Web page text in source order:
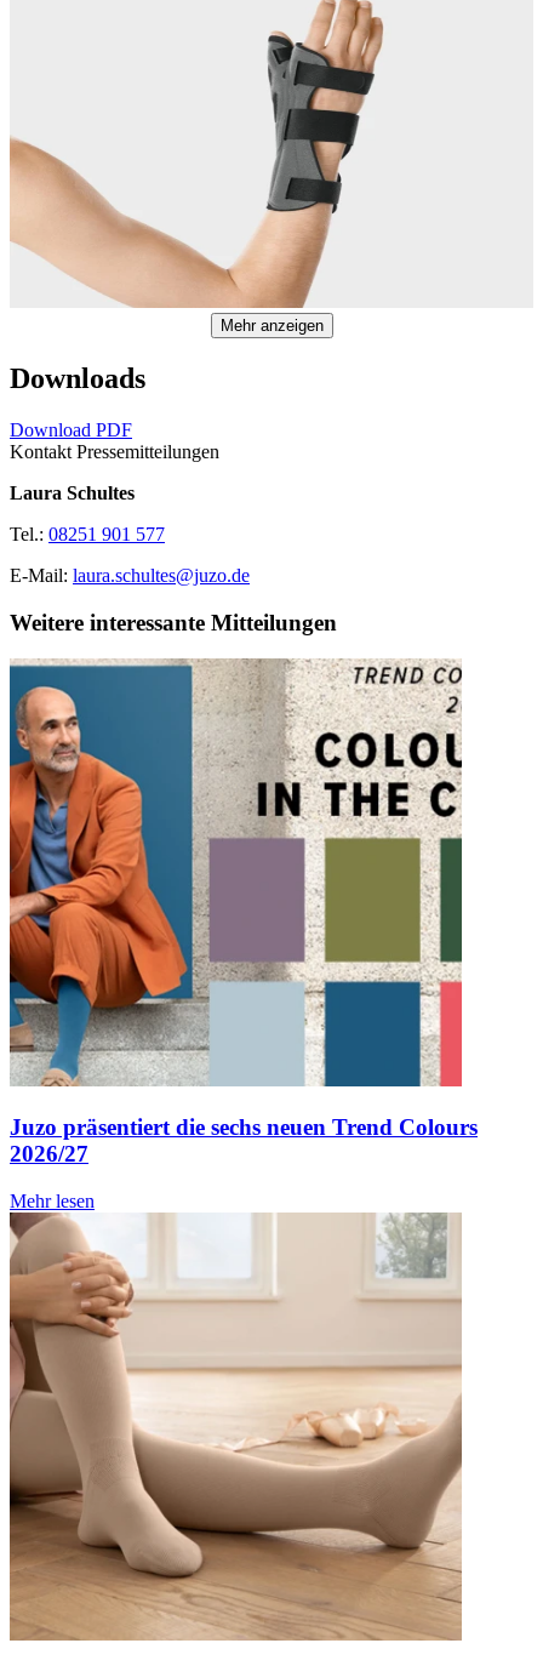
Mehr anzeigen
Downloads
Download PDF
Kontakt Pressemitteilungen
Laura Schultes
Tel.: 08251 901 577
E-Mail: laura.schultes@juzo.de
Weitere interessante Mitteilungen
Juzo präsentiert die sechs neuen Trend Colours
2026/27
Mehr lesen